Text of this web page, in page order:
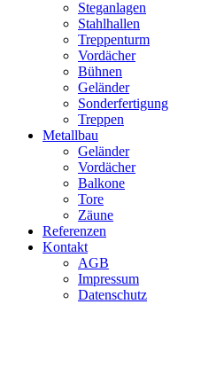
Steganlagen
Stahlhallen
Treppenturm
Vordächer
Bühnen
Geländer
Sonderfertigung
Treppen
Metallbau
Geländer
Vordächer
Balkone
Tore
Zäune
Referenzen
Kontakt
AGB
Impressum
Datenschutz